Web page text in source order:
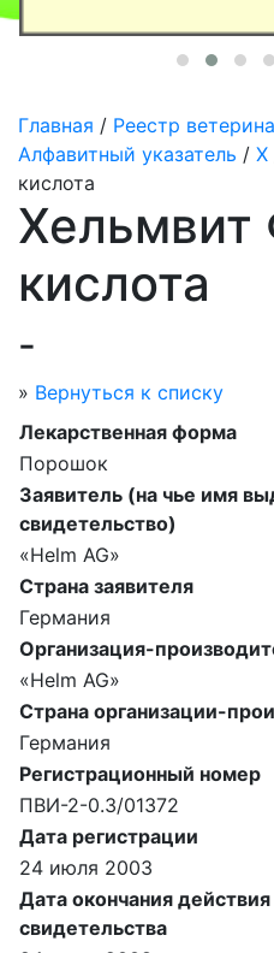
Главная / Реестр
Алфавитный указатель / Х
кислота
Хельмвит
кислота
-
» Вернуться к списку
Лекарственная форма
Порошок
Заявитель (на чье имя
свидетельство)
«Helm AG»
Страна заявителя
Германия
Организация-
«Helm AG»
Страна организации-
Германия
Регистрационный номер
ПВИ-2-0.3/01372
Дата регистрации
24 июля 2003
Дата окончания
свидетельства